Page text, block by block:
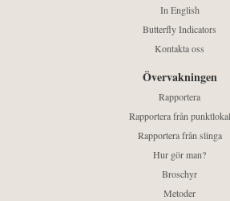
In English
Butterfly Indicators
Kontakta oss
Övervakningen
Rapportera
Rapportera från punktlokal
Rapportera från slinga
Hur gör man?
Broschyr
Metoder